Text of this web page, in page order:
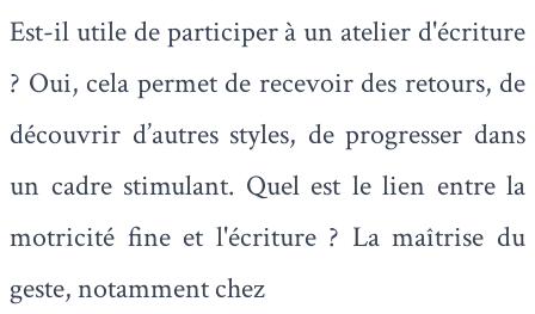
Est-il utile de participer à un atelier d'écriture
? Oui, cela permet de recevoir des retours, de
découvrir d’autres styles, de progresser dans
un cadre stimulant. Quel est le lien entre la
motricité fine et l'écriture ? La maîtrise du
geste, notamment chez